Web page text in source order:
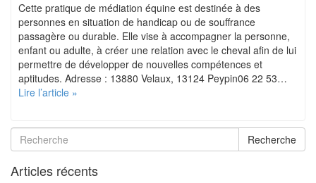
Cette pratique de médiation équine est destinée à des
personnes en situation de handicap ou de souffrance
passagère ou durable. Elle vise à accompagner la personne,
enfant ou adulte, à créer une relation avec le cheval afin de lui
permettre de développer de nouvelles compétences et
aptitudes. Adresse : 13880 Velaux, 13124 Peypin06 22 53…
Lire l’article »
Recherche
Articles récents